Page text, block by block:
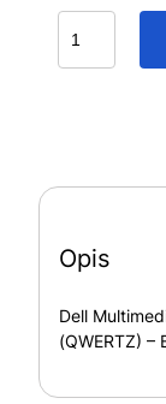
Opis
Dell
(QWERTZ) –